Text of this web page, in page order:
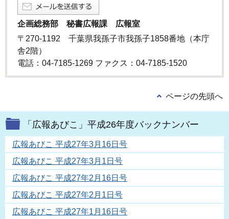
企画総務部 秘書広報課 広報室
〒270-1192 千葉県我孫子市我孫子1858番地（本庁
舎2階）
電話：04-7185-1269 ファクス：04-7185-1520
ページの先頭へ
「広報あびこ」平成26年度バックナンバー
広報あびこ 平成27年3月16日号
広報あびこ 平成27年3月1日号
広報あびこ 平成27年2月16日号
広報あびこ 平成27年2月1日号
広報あびこ 平成27年1月16日号